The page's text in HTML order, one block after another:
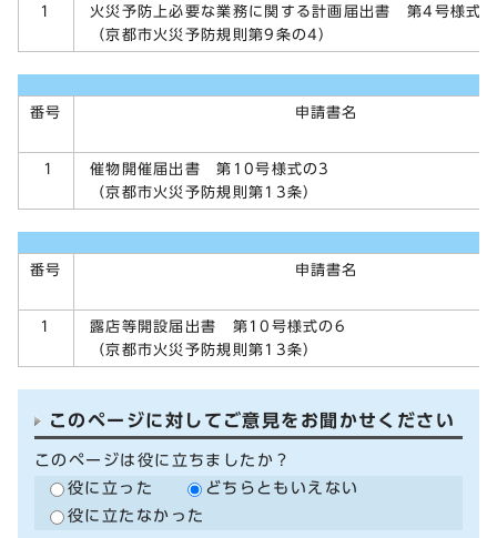
1
火災予防上必要な業務に関する計画届出書 第4号様式
（京都市火災予防規則第9条の4）
番号 申請書名
1
催物開催届出書 第10号様式の3
（京都市火災予防規則第13条）
番号 申請書名
1
露店等開設届出書 第10号様式の6
（京都市火災予防規則第13条）
このページに対してご意見をお聞かせください
このページは役に立ちましたか？
役に立った
どちらともいえない
役に立たなかった